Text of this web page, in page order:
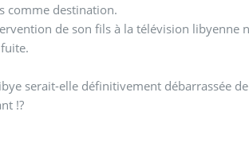
comme destination.
de son fils à la télévision libyenne
serait-elle définitivement débarrassée
!?